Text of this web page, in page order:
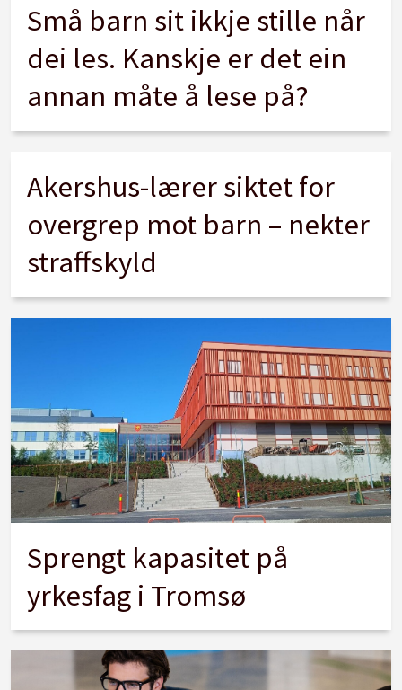
Små barn sit ikkje stille når
dei les. Kanskje er det ein
annan måte å lese på?
Akershus-lærer siktet for
overgrep mot barn – nekter
straffskyld
Sprengt kapasitet på
yrkesfag i Tromsø